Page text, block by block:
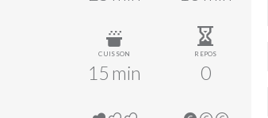
CUISSON
15 min
REPOS
0